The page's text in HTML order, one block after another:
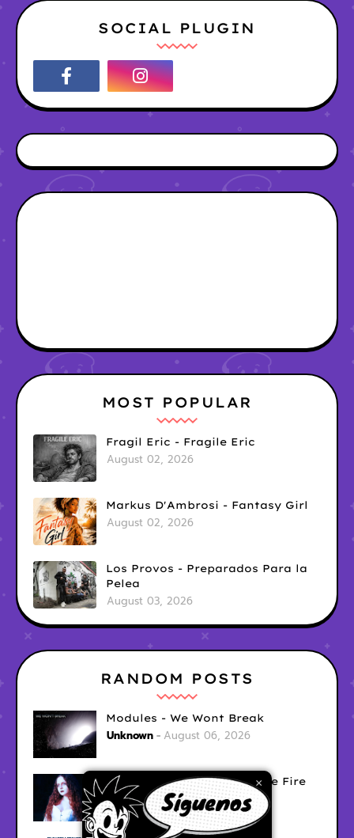
SOCIAL PLUGIN
×
MOST POPULAR
Fragil Eric - Fragile Eric
August 02, 2026
Markus D'Ambrosi - Fantasy Girl
August 02, 2026
Los Provos - Preparados Para la
Pelea
August 03, 2026
RANDOM POSTS
Modules - We Wont Break
Unknown August 06, 2026
Sara Diana - Her Hair's Like Fire
Ely August 05, 2026